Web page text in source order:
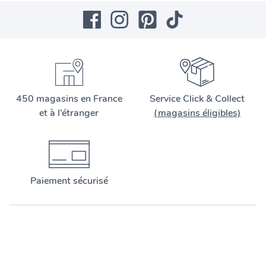
450 magasins en France
et à l’étranger
Service Click & Collect
(magasins éligibles)
Paiement sécurisé